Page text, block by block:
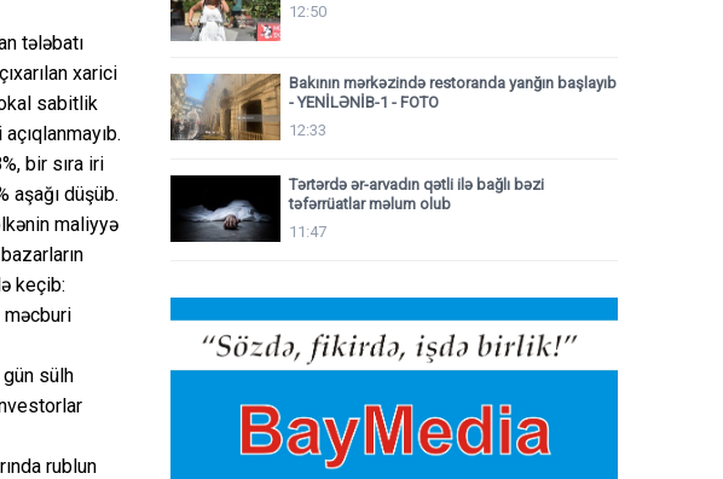
tələbatı
xarici
sabitlik
bir sıra iri
aşağı düşüb.
maliyyə
keçib:
məcburi
sülh
rublun
12:50
Bakının mərkəzində restoranda yanğın başlayıb
- YENİLƏNİB-1 - FOTO
12:33
Tərtərdə ər-arvadın qətli ilə bağlı bəzi
təfərrüatlar məlum olub
11:47